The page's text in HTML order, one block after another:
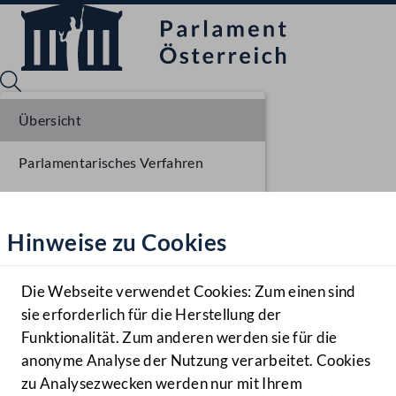
Hilfe
Benutzer
Navigationsmenü öffnen
MENÜ
Hinweise zu Cookies
Die Webseite verwendet Cookies: Zum einen sind
sie erforderlich für die Herstellung der
Funktionalität. Zum anderen werden sie für die
anonyme Analyse der Nutzung verarbeitet. Cookies
zu Analysezwecken werden nur mit Ihrem
Übersicht
Parlamentarisches Verfahren
Ausschussberatungen NR